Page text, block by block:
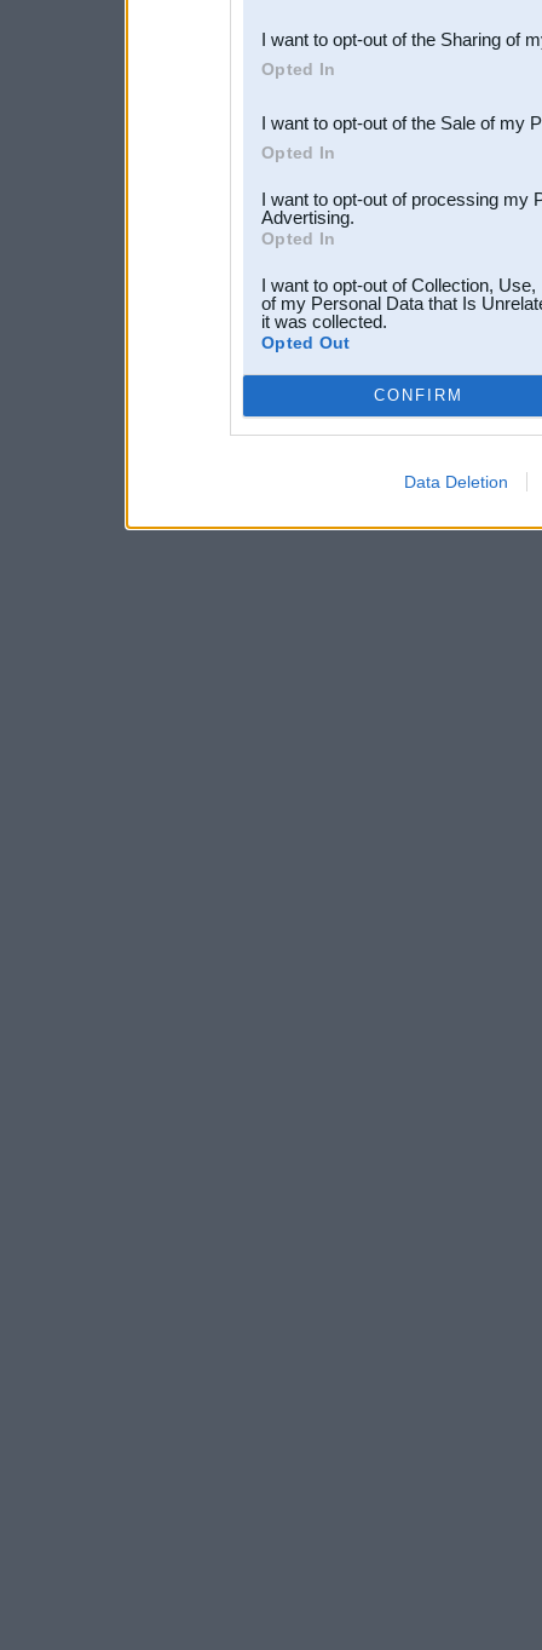
Downstream Participants
third parties.
I want to opt-out of the Sharing of
Opted In
I want to opt-out of the Sale of my
Opted In
I want to opt-out of processing my
Advertising.
Opted In
I want to opt-out of Collection,
of my Personal Data that Is
it was collected.
Opted Out
CONFIRM
Data Deletion